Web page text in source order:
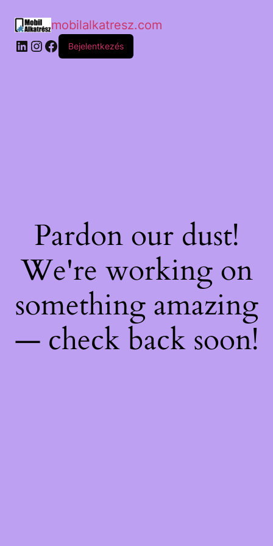
mobilalkatresz.com
Bejelentkezés
Pardon our dust!
We're working on
something amazing
— check back soon!